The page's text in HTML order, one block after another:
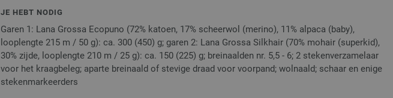
JE HEBT NODIG
Garen 1: Lana Grossa Ecopuno (72% katoen, 17% scheerwol (merino), 11% alpaca (baby),
looplengte 215 m / 50 g): ca. 300 (450) g; garen 2: Lana Grossa Silkhair (70% mohair (superkid),
30% zijde, looplengte 210 m / 25 g): ca. 150 (225) g; breinaalden nr. 5,5 - 6; 2 stekenverzamelaar
voor het kraagbeleg; aparte breinaald of stevige draad voor voorpand; wolnaald; schaar en enige
stekenmarkeerders